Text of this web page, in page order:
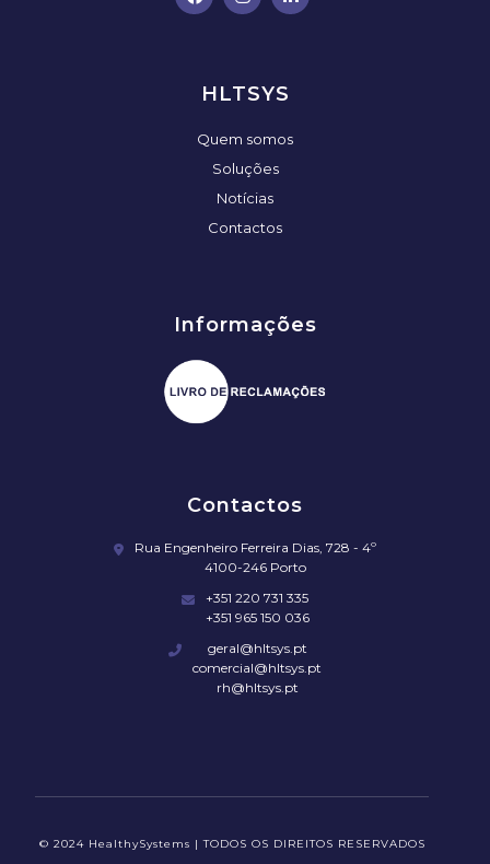
HLTSYS
Quem somos
Soluções
Notícias
Contactos
Informações
Contactos
Rua Engenheiro Ferreira Dias, 728 - 4º
4100-246 Porto
+351 220 731 335
+351 965 150 036
geral@hltsys.pt
comercial@hltsys.pt
rh@hltsys.pt
© 2024 HealthySystems | TODOS OS DIREITOS RESERVADOS